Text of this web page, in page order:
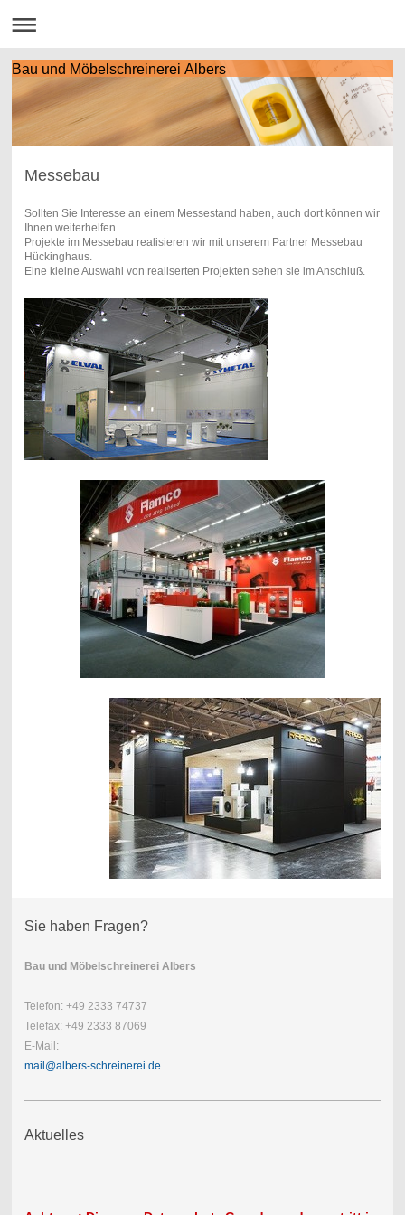
Bau und Möbelschreinerei Albers
Messebau
Sollten Sie Interesse an einem Messestand haben, auch dort können wir
Ihnen weiterhelfen.
Projekte im Messebau realisieren wir mit unserem Partner Messebau
Hückinghaus.
Eine kleine Auswahl von realiserten Projekten sehen sie im Anschluß.
Sie haben Fragen?
Bau und Möbelschreinerei Albers
Telefon: +49 2333 74737
Telefax: +49 2333 87069
E-Mail:
mail@albers-schreinerei.de
Aktuelles